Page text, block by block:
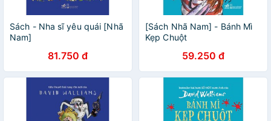
Sách - Nha sĩ yêu quái [Nhã
Nam]
81.750 đ
[Sách Nhã Nam] - Bánh Mì
Kẹp Chuột
59.250 đ